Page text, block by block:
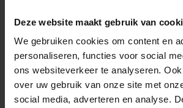
Deze website maakt gebruik van
We gebruiken cookies om content en
personaliseren, functies voor social
ons websiteverkeer te analyseren.
over uw gebruik van onze site met
social media, adverteren en analyse.
Oplossing op maat
Wij kunnen je helpen!